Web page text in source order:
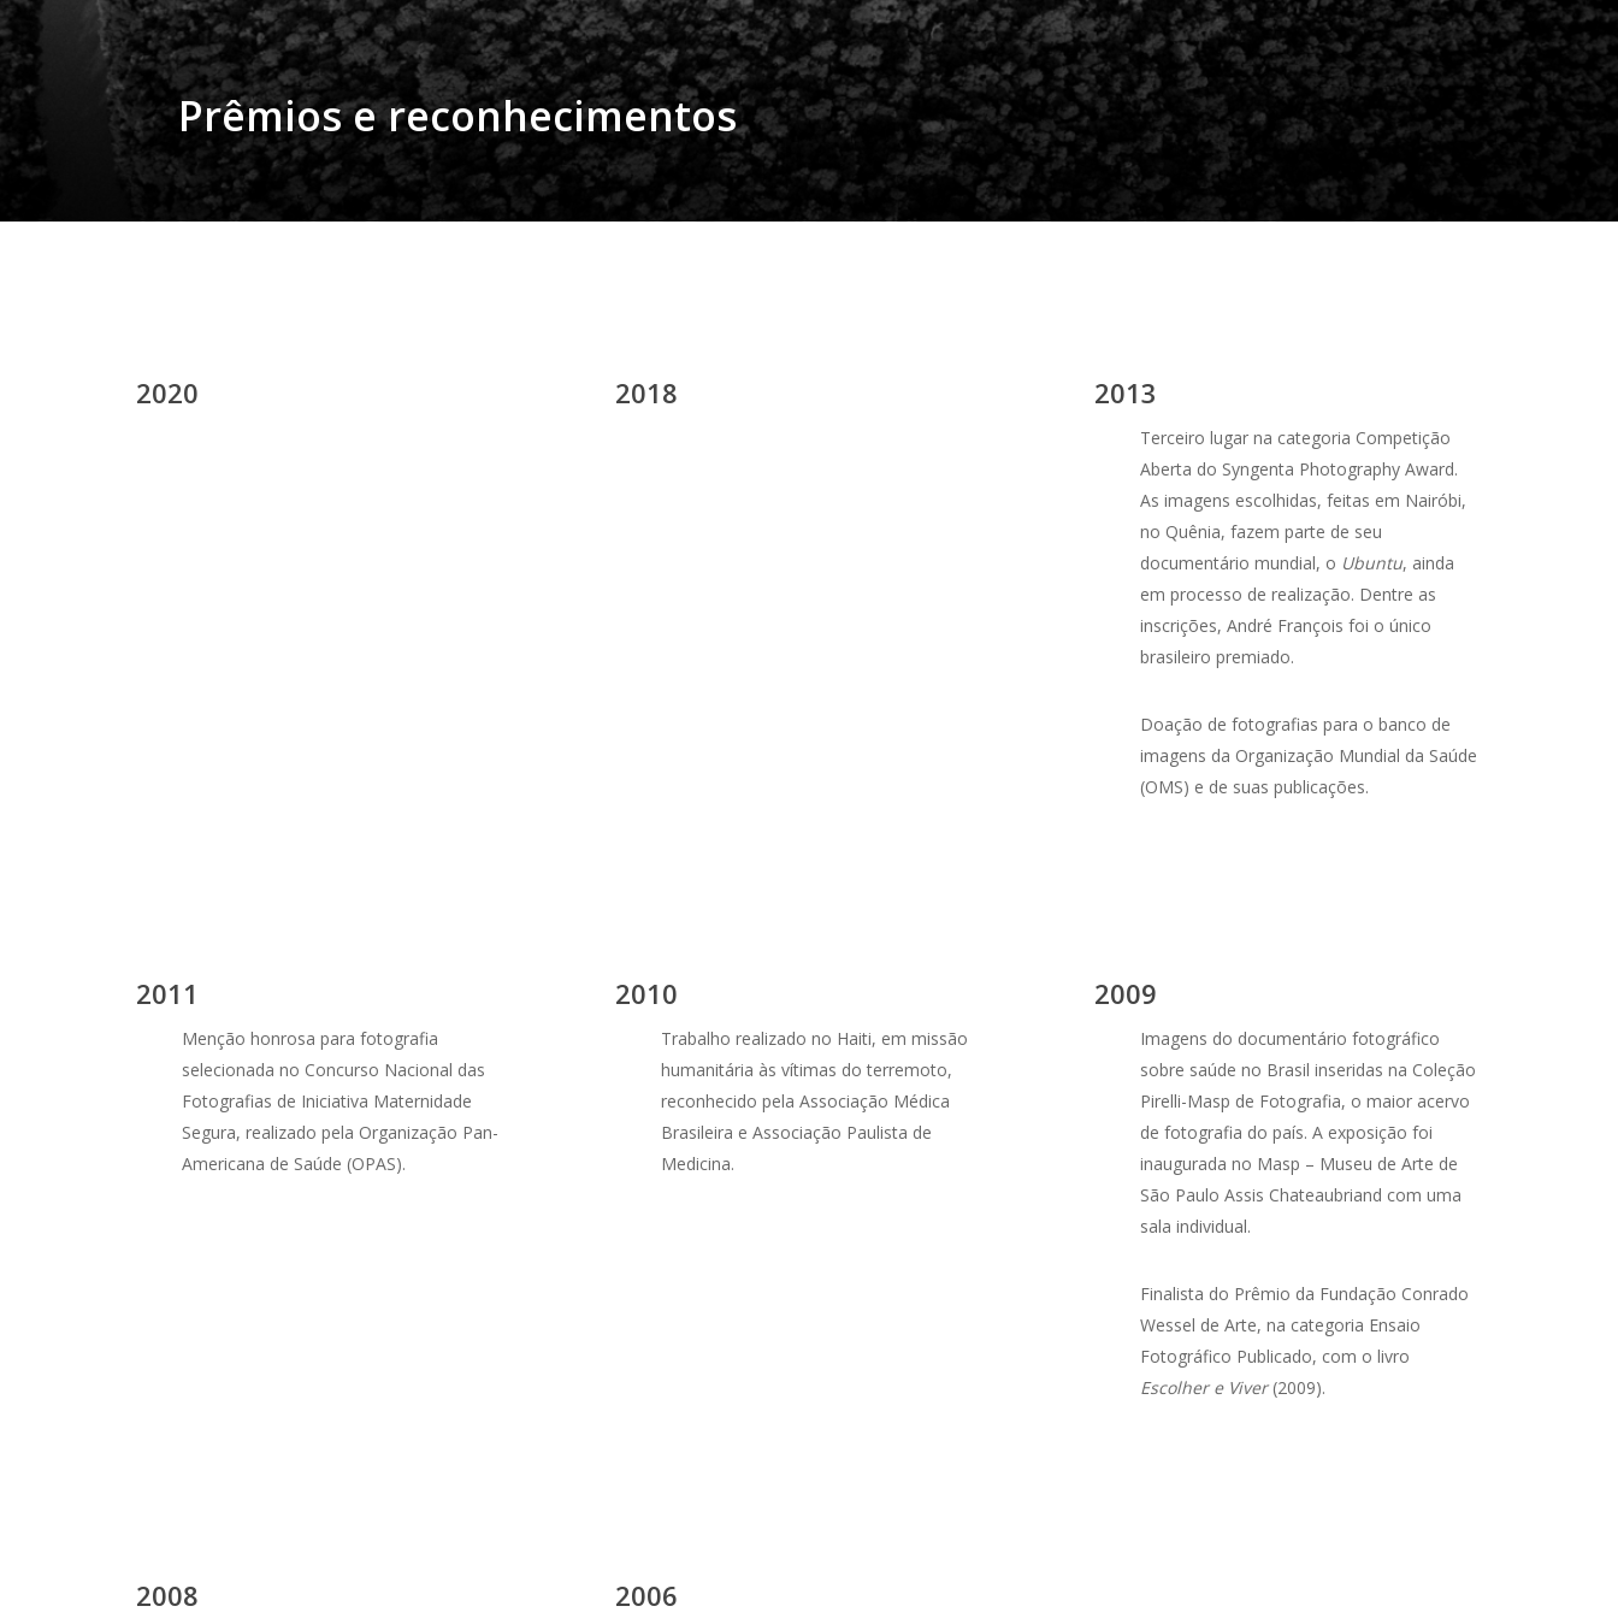
Prêmios e reconhecimentos
2020 2018 2013
Terceiro lugar na categoria Competição
Aberta do Syngenta Photography Award.
As imagens escolhidas, feitas em Nairóbi,
no Quênia, fazem parte de seu
documentário mundial, o Ubuntu, ainda
em processo de realização. Dentre as
inscrições, André François foi o único
brasileiro premiado.
Doação de fotografias para o banco de
imagens da Organização Mundial da Saúde
(OMS) e de suas publicações.
2011
Menção honrosa para fotografia
selecionada no Concurso Nacional das
Fotografias de Iniciativa Maternidade
Segura, realizado pela Organização Pan-
Americana de Saúde (OPAS).
2010
Trabalho realizado no Haiti, em missão
humanitária às vítimas do terremoto,
reconhecido pela Associação Médica
Brasileira e Associação Paulista de
Medicina.
2009
Imagens do documentário fotográfico
sobre saúde no Brasil inseridas na Coleção
Pirelli-Masp de Fotografia, o maior acervo
de fotografia do país. A exposição foi
inaugurada no Masp – Museu de Arte de
São Paulo Assis Chateaubriand com uma
sala individual.
Finalista do Prêmio da Fundação Conrado
Wessel de Arte, na categoria Ensaio
Fotográfico Publicado, com o livro
Escolher e Viver(2009).
2008 2006